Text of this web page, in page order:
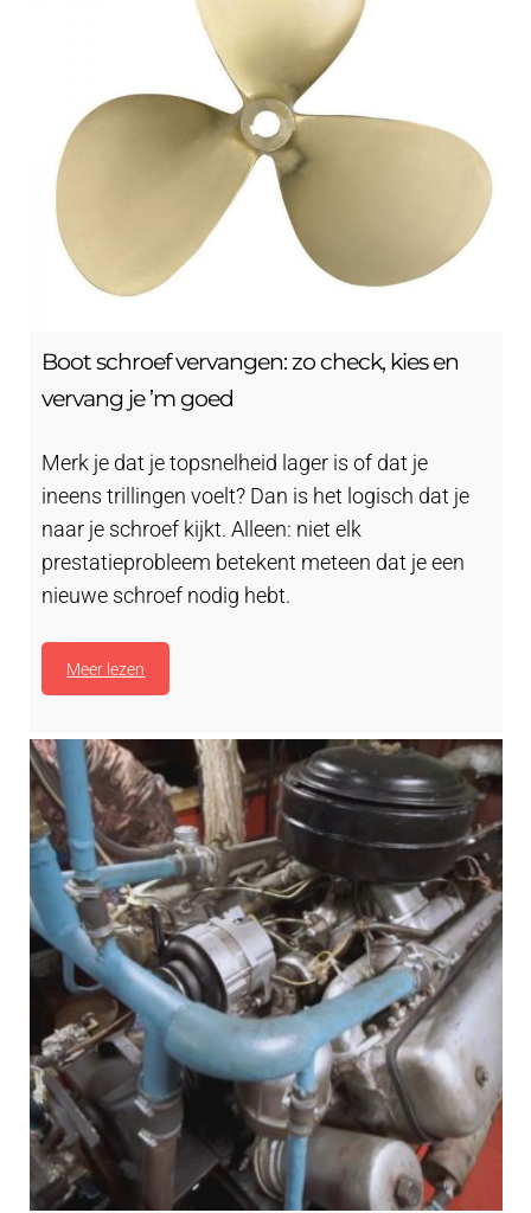
Boot schroef vervangen: zo check, kies en
vervang je ’m goed
Merk je dat je topsnelheid lager is of dat je
ineens trillingen voelt? Dan is het logisch dat je
naar je schroef kijkt. Alleen: niet elk
prestatieprobleem betekent meteen dat je een
nieuwe schroef nodig hebt.
Meer lezen